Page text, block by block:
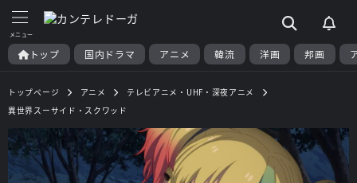
トップ 国内ドラマ アニメ 韓流 洋画 邦画
トップページ アニメ
テレビアニメ・UHF・深夜アニメ
異世界スーサイド・スクワッド